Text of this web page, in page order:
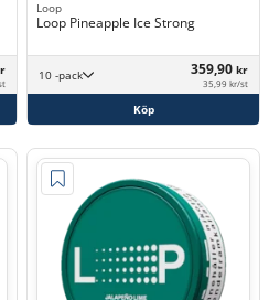
Loop
Loop Pineapple Ice Strong
10 -pack 359,90 kr
35,99 kr/st
Köp